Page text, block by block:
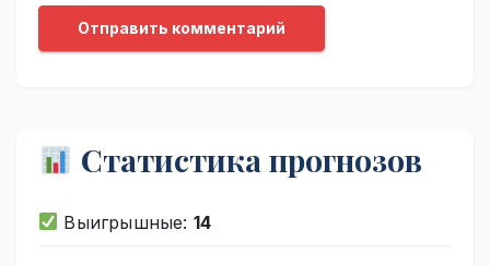
Статистика прогнозов
Выигрышные: 14